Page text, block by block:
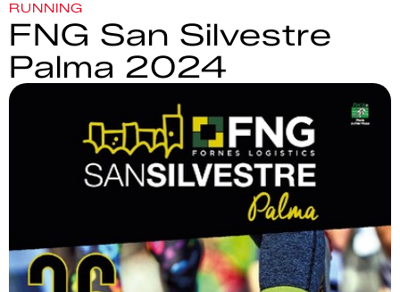
RUNNING
FNG San Silvestre
Palma 2024